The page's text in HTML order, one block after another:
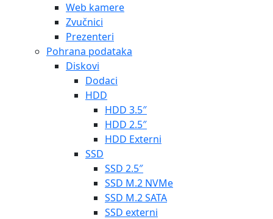
Web kamere
Zvučnici
Prezenteri
Pohrana podataka
Diskovi
Dodaci
HDD
HDD 3.5″
HDD 2.5″
HDD Externi
SSD
SSD 2.5″
SSD M.2 NVMe
SSD M.2 SATA
SSD externi